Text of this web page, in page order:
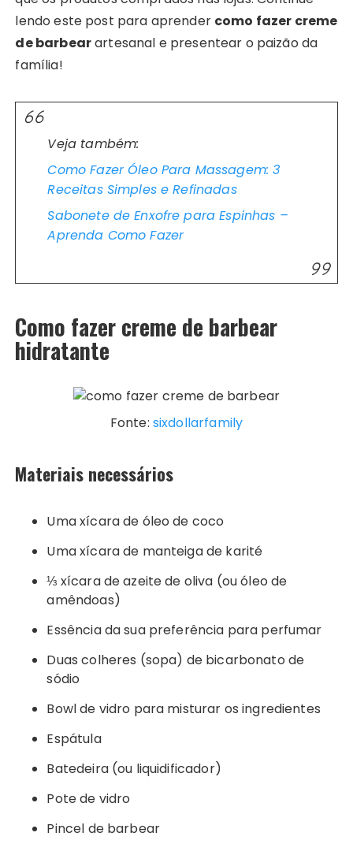
lendo este post para aprender como fazer creme
de barbearartesanal e presentear o paizão da
família!
Veja também:
Como Fazer Óleo Para Massagem: 3
Receitas Simples e Refinadas
Sabonete de Enxofre para Espinhas –
Aprenda Como Fazer
Como fazer creme de barbear
hidratante
Fonte: sixdollarfamily
Materiais necessários
Uma xícara de óleo de coco
Uma xícara de manteiga de karité
⅓ xícara de azeite de oliva (ou óleo de
amêndoas)
Essência da sua preferência para perfumar
Duas colheres (sopa) de bicarbonato de
sódio
Bowl de vidro para misturar os ingredientes
Espátula
Batedeira (ou liquidificador)
Pote de vidro
Pincel de barbear